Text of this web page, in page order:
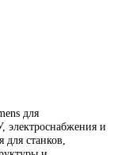
линий и